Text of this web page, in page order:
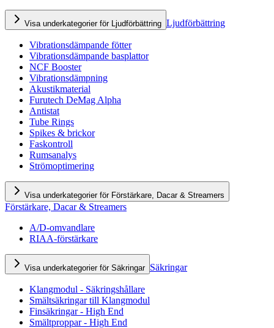
Visa underkategorier för Ljudförbättring Ljudförbättring
Vibrationsdämpande fötter
Vibrationsdämpande basplattor
NCF Booster
Vibrationsdämpning
Akustikmaterial
Furutech DeMag Alpha
Antistat
Tube Rings
Spikes & brickor
Faskontroll
Rumsanalys
Strömoptimering
Visa underkategorier för Förstärkare, Dacar & Streamers
Förstärkare, Dacar & Streamers
A/D-omvandlare
RIAA-förstärkare
Visa underkategorier för Säkringar Säkringar
Klangmodul - Säkringshållare
Smältsäkringar till Klangmodul
Finsäkringar - High End
Smältproppar - High End